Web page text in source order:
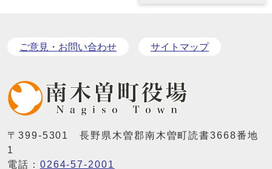
ご意見・お問い合わせ サイトマップ
〒399-5301 長野県木曽郡南木曽町読書3668番地
1
電話： 0264-57-2001